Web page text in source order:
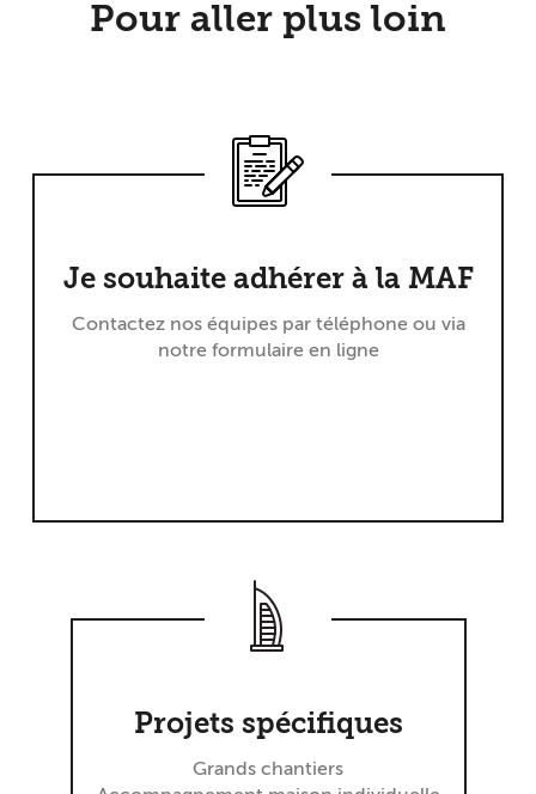
Pour aller plus loin
Je souhaite adhérer à la MAF
Contactez nos équipes par téléphone ou via
notre formulaire en ligne
Projets spécifiques
Grands chantiers